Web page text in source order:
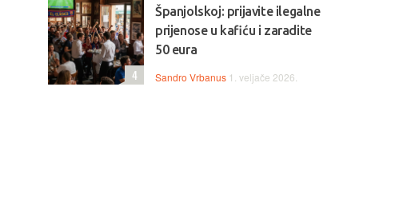
Španjolskoj: prijavite ilegalne
prijenose u kafiću i zaradite
50 eura
Sandro Vrbanus 1. veljače 2026.
4